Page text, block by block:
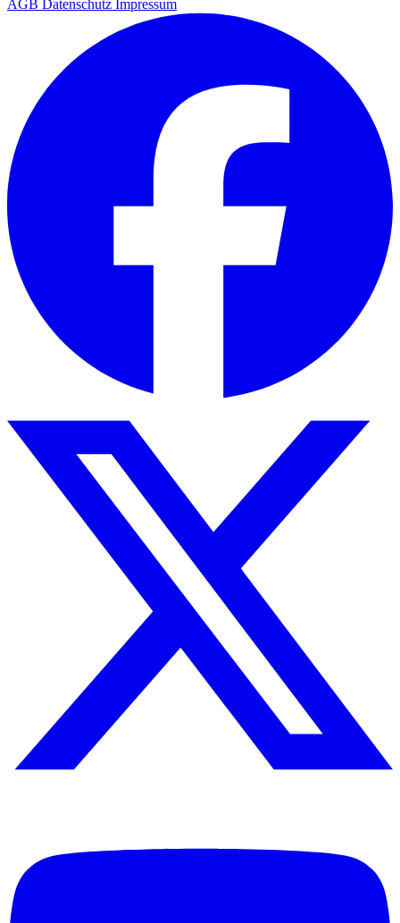
AGB Datenschutz Impressum